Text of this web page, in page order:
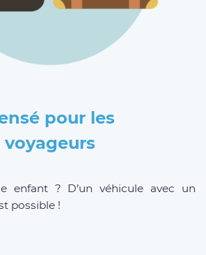
pour les
voyageurs
enfant ? D’un véhicule avec un
possible !